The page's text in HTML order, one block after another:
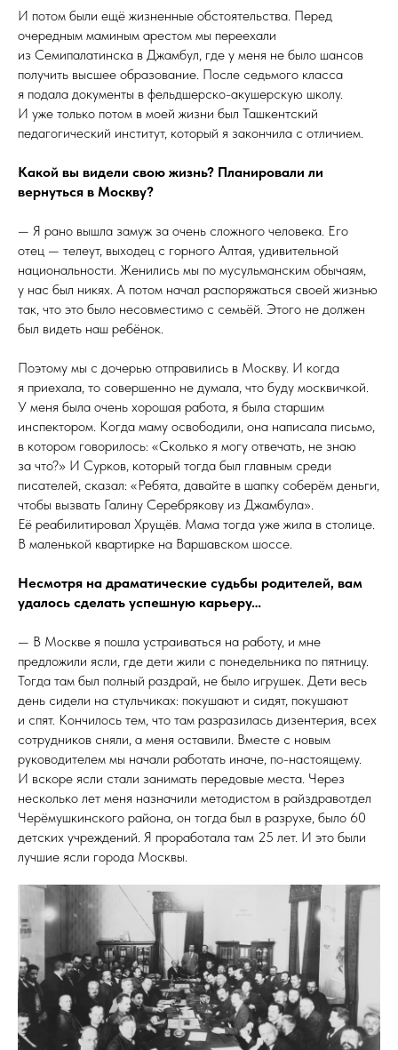
И потом были ещё жизненные обстоятельства. Перед
очередным маминым арестом мы переехали
из Семипалатинска в Джамбул, где у меня не было шансов
получить высшее образование. После седьмого класса
я подала документы в фельдшерско-акушерскую школу.
И уже только потом в моей жизни был Ташкентский
педагогический институт, который я закончила с отличием.
Какой вы видели свою жизнь? Планировали ли
вернуться в Москву?
— Я рано вышла замуж за очень сложного человека. Его
отец — телеут, выходец с горного Алтая, удивительной
национальности. Женились мы по мусульманским обычаям,
у нас был никях. А потом начал распоряжаться своей жизнью
так, что это было несовместимо с семьёй. Этого не должен
был видеть наш ребёнок.
Поэтому мы с дочерью отправились в Москву. И когда
я приехала, то совершенно не думала, что буду москвичкой.
У меня была очень хорошая работа, я была старшим
инспектором. Когда маму освободили, она написала письмо,
в котором говорилось: «Сколько я могу отвечать, не знаю
за что?» И Сурков, который тогда был главным среди
писателей, сказал: «Ребята, давайте в шапку соберём деньги,
чтобы вызвать Галину Серебрякову из Джамбула».
Её реабилитировал Хрущёв. Мама тогда уже жила в столице.
В маленькой квартирке на Варшавском шоссе.
Несмотря на драматические судьбы родителей, вам
удалось сделать успешную карьеру…
— В Москве я пошла устраиваться на работу, и мне
предложили ясли, где дети жили с понедельника по пятницу.
Тогда там был полный раздрай, не было игрушек. Дети весь
день сидели на стульчиках: покушают и сидят, покушают
и спят. Кончилось тем, что там разразилась дизентерия, всех
сотрудников сняли, а меня оставили. Вместе с новым
руководителем мы начали работать иначе, по-настоящему.
И вскоре ясли стали занимать передовые места. Через
несколько лет меня назначили методистом в райздравотдел
Черёмушкинского района, он тогда был в разрухе, было 60
детских учреждений. Я проработала там 25 лет. И это были
лучшие ясли города Москвы.